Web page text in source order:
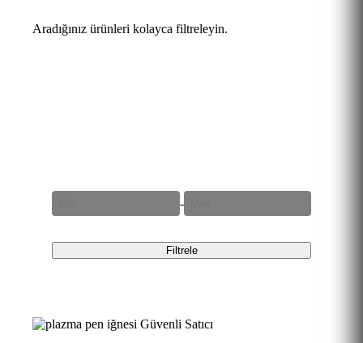
Aradığınız ürünleri kolayca filtreleyin.
-
Filtrele
Güvenli Satıcı